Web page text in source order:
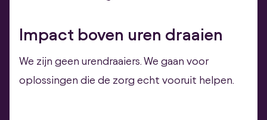
Impact boven uren draaien
We zijn geen urendraaiers. We gaan voor
oplossingen die de zorg echt vooruit helpen.